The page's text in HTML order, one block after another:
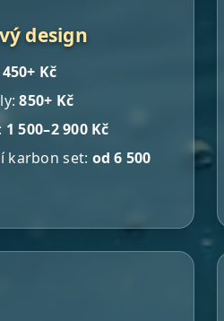
design
450+ Kč
850+ Kč
1 500–2 900 Kč
karbon set: od 6 500